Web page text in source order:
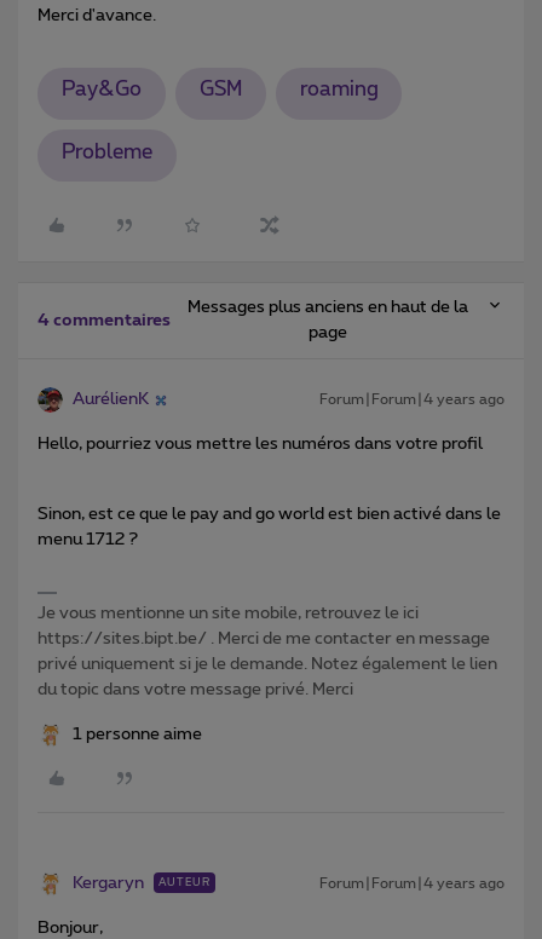
Merci d'avance.
Pay&Go GSM roaming
Probleme
4 commentaires
Messages plus anciens en haut de la
page
AurélienK Forum|Forum|4 years ago
Hello, pourriez vous mettre les numéros dans votre profil
Sinon, est ce que le pay and go world est bien activé dans le
menu 1712 ?
Je vous mentionne un site mobile, retrouvez le ici
https://sites.bipt.be/ . Merci de me contacter en message
privé uniquement si je le demande. Notez également le lien
du topic dans votre message privé. Merci
1 personne aime
Kergaryn AUTEUR Forum|Forum|4 years ago
Bonjour,